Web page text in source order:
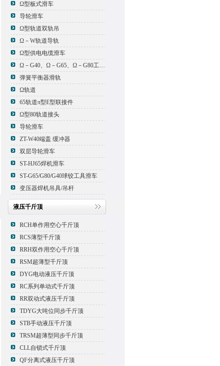
Ω型板式滑车
导轮滑车
Ω型轨道双轨吊
Ω－W轨道导轨
Ω型供电电缆滑车
Ω－G40、Ω－G65、Ω－G80工具滑车
弹簧平衡器滑轨
Ω轨道
65轨道π型E型联接件
Ω型80轨道接头
导轮滑车
ZT-W40端盖 缓冲器
双层导轮滑车
ST-HJ65焊机滑车
ST-G65/G80/G40球铰工具滑车
变压器焊机吊具/吊杆
液压千斤顶
RCH单作用空心千斤顶
RCS薄型千斤顶
RRH双作用空心千斤顶
RSM超薄型千斤顶
DYG电动液压千斤顶
RC系列单动式千斤顶
RR双动式液压千斤顶
TDYG大吨位同步千斤顶
STB手动液压千斤顶
TRSM超薄型同步千斤顶
CLL自锁式千斤顶
QF分离式液压千斤顶